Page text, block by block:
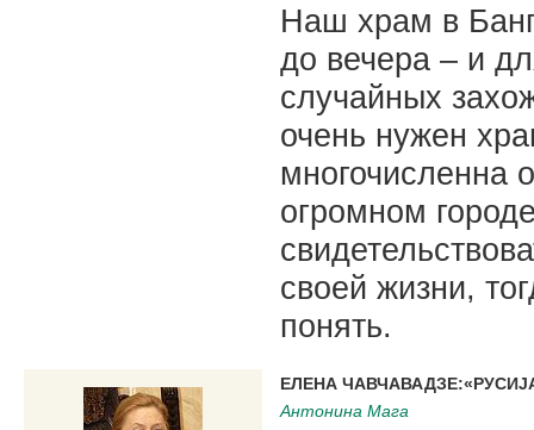
Наш храм в
до вечера – и
случайных
очень нужен
многочисленна
огромном
своей жизни,
понять.
ЕЛЕНА
Антонина Мага